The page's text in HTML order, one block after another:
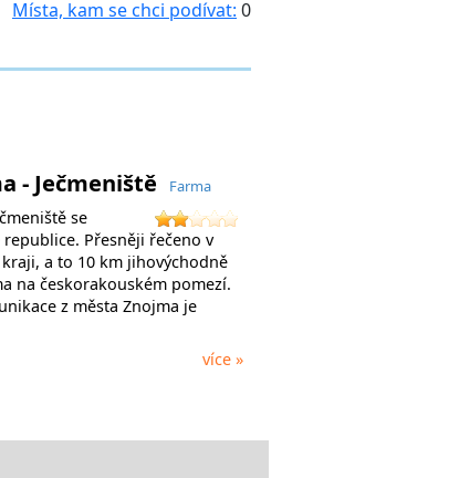
Místa, kam se chci podívat: 0
- Ječmeniště Farma
se
republice. Přesněji řečeno v
a to 10 km jihovýchodně
na českorakouském pomezí.
z města Znojma je
více »